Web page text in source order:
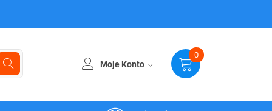
0
Moje Konto